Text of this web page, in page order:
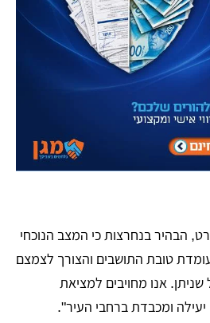
הבהיר בנחרצות כי המצב הנוכחי
עומדת טובת התושבים והצורך לצמצם
אנו מחויבים למציאת
ומכבדת ברחבי העיר".